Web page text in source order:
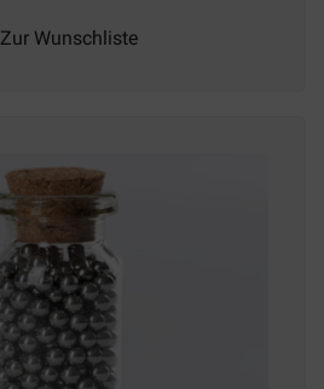
Zur Wunschliste